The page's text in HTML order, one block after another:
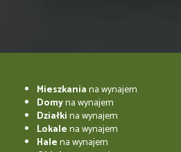
Mieszkaniana wynajem
Domyna wynajem
Działkina wynajem
Lokalena wynajem
Halena wynajem